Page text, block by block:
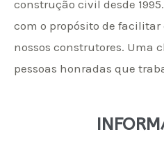
construção civil desde
com o propósito de
nossos construtores. Uma
pessoas honradas que